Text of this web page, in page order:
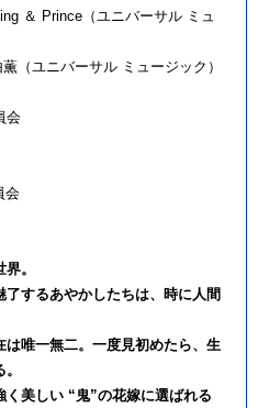
＆ Prince （ユニバーサル ミュ
薫（ユニバーサル ミュージック）
会
会
。
するあやかしたちは、時に人間
は唯一無二。一度見初めたら、生
美しい “鬼”の花嫁に選ばれる